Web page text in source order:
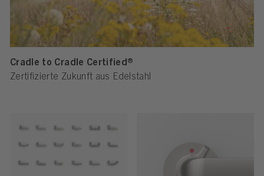
Cradle to Cradle Certified®
Zertifizierte Zukunft aus Edelstahl